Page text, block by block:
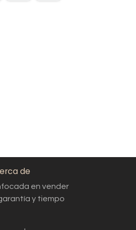
de
en vender
y tiempo